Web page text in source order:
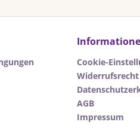
Cookie-
Widerrufsrecht
AGB
Impressum